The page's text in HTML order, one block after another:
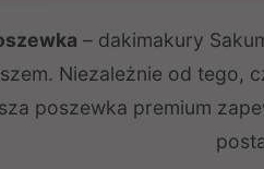
– dakimakury
Niezależnie od tego,
poszewka premium